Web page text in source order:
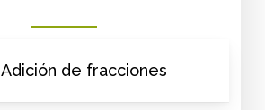
Adición de fracciones